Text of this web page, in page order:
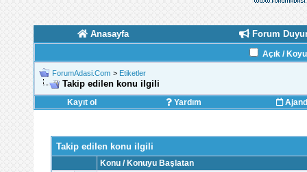
Anasayfa Forum
Açık /
ForumAdasi.Com > Etiketler
Takip edilen konu ilgili
Kayıt ol Yardım
Takip edilen konu ilgili
Konu / Konuyu Başlatan